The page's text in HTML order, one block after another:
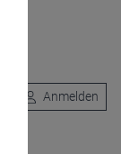
Anmelden